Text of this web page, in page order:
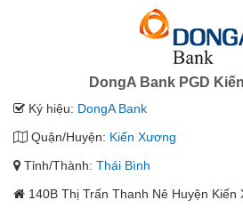
DongA Bank PGD
Ký hiệu: DongA Bank
Quận/Huyện: Kiến Xương
Tỉnh/Thành: Thái Bình
140B Thị Trấn Thanh Nê Huyện